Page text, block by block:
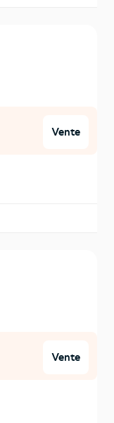
Vente
Vente